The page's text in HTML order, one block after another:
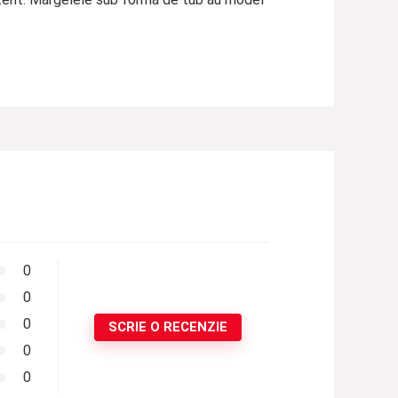
0
0
0
0
0
SCRIE O RECENZIE